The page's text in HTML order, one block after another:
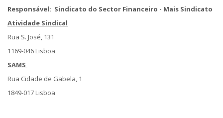
Responsável: Sindicato do Sector Financeiro - Mais Sindicato
Atividade Sindical
Rua S. José, 131
1169-046 Lisboa
SAMS
Rua Cidade de Gabela, 1
1849-017 Lisboa